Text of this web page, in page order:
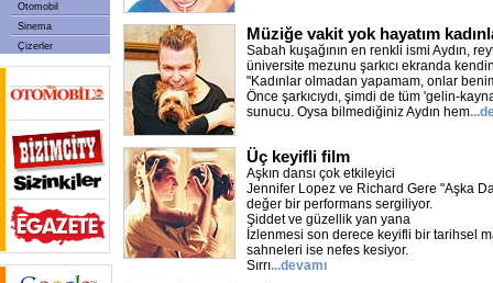
Otomobil
Sinema
Çizerler
Müziğe vakit yok hayatım
Sabah kuşağının en renkli ismi Aydın,
üniversite mezunu şarkıcı ekranda
"Kadınlar olmadan yapamam, onlar
Önce şarkıcıydı, şimdi de tüm 'gelin-
sunucu. Oysa bilmediğiniz Aydın hem
Üç keyifli film
Aşkın dansı çok etkileyici
Jennifer Lopez ve Richard Gere "Aşka
değer bir performans sergiliyor.
Şiddet ve güzellik yan yana
İzlenmesi son derece keyifli bir tarihsel
sahneleri ise nefes kesiyor.
Sırrı...devamı